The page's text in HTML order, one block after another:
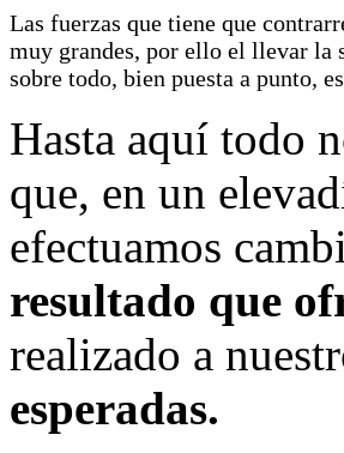
Las fuerzas que tiene que
muy grandes, por ello el llevar la
sobre todo, bien puesta a punto,
Hasta aquí todo
que, en un
efectuamos
resultado que
realizado a
esperadas.